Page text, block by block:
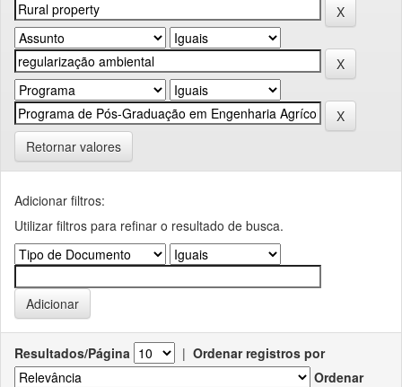
Retornar valores
Adicionar filtros:
Utilizar filtros para refinar o resultado de busca.
Resultados/Página | Ordenar registros por
Ordenar